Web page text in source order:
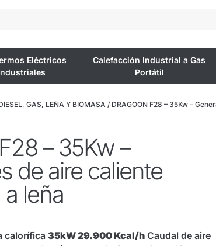
Eléctricos
Calefacción Industrial a Gas
Portátil
GAS, LEÑA Y BIOMASA / DRAGOON F28 – 35Kw –
– 35Kw –
de aire caliente
leña
calorífica 35kW 29.900 Kcal/h Caudal de aire